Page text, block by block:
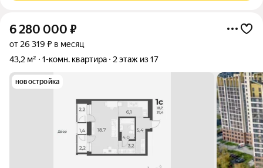
6 280 000 ₽
от 26 319 ₽ в месяц
43,2 м²
1-комн. квартира 2 этаж из 17
новостройка